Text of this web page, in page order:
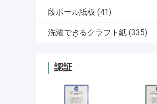
段ボール紙板 (41)
洗濯できるクラフト紙 (335)
認証